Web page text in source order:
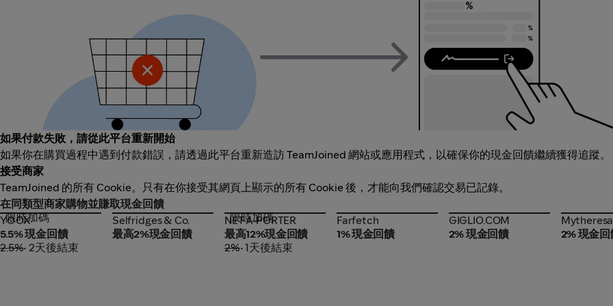
如果付款失敗，請從此平台重新開始
如果你在購買過程中遇到付款錯誤，請透過此平台重新造訪 TeamJoined 網站或應用程式，以確保你的現金回饋繼續獲得追蹤。
接受商家
TeamJoined 的所有 Cookie。只有在你接受其網頁上顯示的所有 Cookie 後，才能向我們確認交易已記錄。
在同類型商家購物並賺取現金回饋
YOOX
限時加碼
YOOX
5.5% 現金回饋
2.5%• 2天後結束
Selfridges & Co.
Selfridges & Co.
最高2%現金回饋
NET-A-PORTER
限時加碼
NET-A-PORTER
最高12%現金回饋
2%• 1天後結束
Farfetch
Farfetch
1% 現金回饋
GIGLIO.COM
GIGLIO.COM
2% 現金回饋
Mytheresa
Mytheresa
2% 現金回